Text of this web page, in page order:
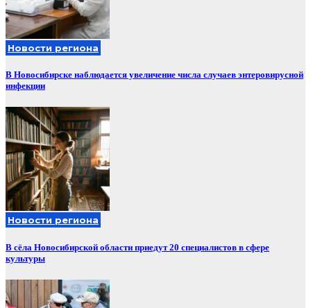
Новости региона
В Новосибирске наблюдается увеличение числа случаев энтеровирусной
инфекции
Новости региона
В сёла Новосибирской области приедут 20 специалистов в сфере
культуры